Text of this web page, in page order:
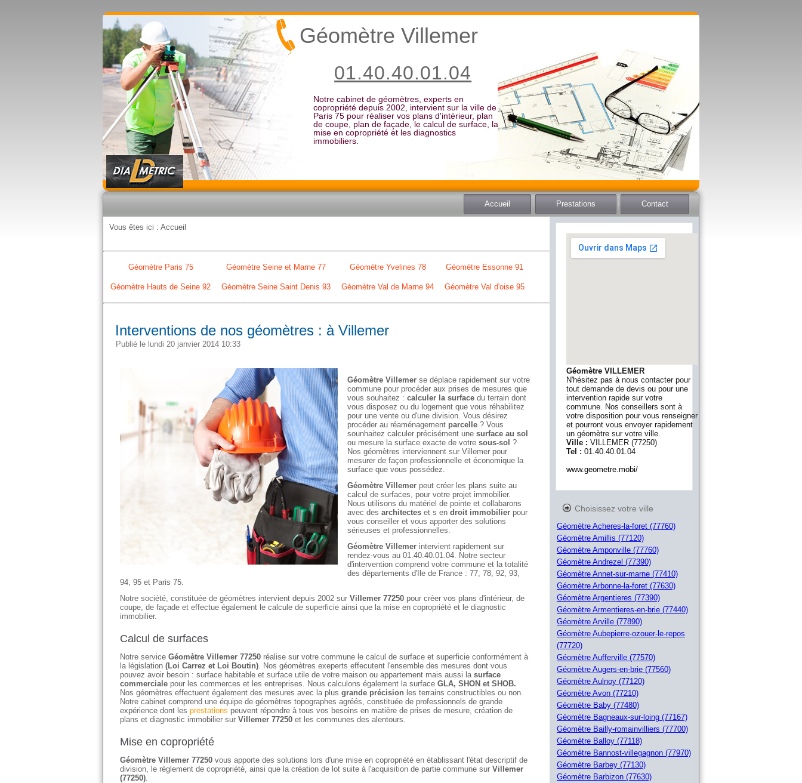
Notre cabinet de géomètres, experts en
copropriété depuis 2002, intervient sur la ville de
Paris 75 pour réaliser vos plans d'intérieur, plan
de coupe, plan de façade, le calcul de surface, la
mise en copropriété et les diagnostics
immobiliers.
Géomètre Villemer
01.40.40.01.04
Accueil Prestations Contact
Vous êtes ici : Accueil
Géomètre Paris 75 Géomètre Seine et Marne 77 Géomètre Yvelines 78 Géomètre Essonne 91
Géomètre Hauts de Seine 92 Géomètre Seine Saint Denis 93 Géomètre Val de Marne 94 Géomètre Val d'oise 95
Interventions de nos géomètres : à Villemer
Publié le lundi 20 janvier 2014 10:33
Géomètre Villemer se déplace rapidement sur votre
commune pour procéder aux prises de mesures que
vous souhaitez : calculer la surface du terrain dont
vous disposez ou du logement que vous réhabilitez
pour une vente ou d'une division. Vous désirez
procéder au réaménagement parcelle ? Vous
sounhaitez calculer précisément une surface au sol
ou mesure la surface exacte de votre sous-sol ?
Nos géomètres interviennent sur Villemer pour
mesurer de façon professionnelle et économique la
surface que vous possédez.
Géomètre Villemer peut créer les plans suite au
calcul de surfaces, pour votre projet immobilier.
Nous utilisons du matériel de pointe et collabarons
avec des architectes et s en droit immobilier pour
vous conseiller et vous apporter des solutions
sérieuses et professionnelles.
Géomètre Villemer intervient rapidement sur
rendez-vous au 01.40.40.01.04. Notre secteur
d'intervention comprend votre commune et la totalité
des départements d'Ile de France : 77, 78, 92, 93,
94, 95 et Paris 75.
Notre société, constituée de géomètres intervient depuis 2002 sur Villemer 77250 pour créer vos plans d'intérieur, de
coupe, de façade et effectue également le calcule de superficie ainsi que la mise en copropriété et le diagnostic
immobilier.
Calcul de surfaces
Notre service Géomètre Villemer 77250 réalise sur votre commune le calcul de surface et superficie conformément à
la législation (Loi Carrez et Loi Boutin). Nos géomètres exeperts effecutent l'ensemble des mesures dont vous
pouvez avoir besoin : surface habitable et surface utile de votre maison ou appartement mais aussi la surface
commerciale pour les commerces et les entreprises. Nous calculons également la surface GLA, SHON et SHOB.
Nos géomètres effectuent également des mesures avec la plus grande précision les terrains constructibles ou non.
Notre cabinet comprend une équipe de géomètres topographes agréés, constituée de professionnels de grande
expérience dont les prestations peuvent répondre à tous vos besoins en matière de prises de mesure, création de
plans et diagnostic immobilier sur Villemer 77250 et les communes des alentours.
Mise en copropriété
Géomètre Villemer 77250 vous apporte des solutions lors d'une mise en copropriété en établissant l'état descriptif de
division, le règlement de copropriété, ainsi que la création de lot suite à l'acquisition de partie commune sur Villemer
(77250).
Géomètre VILLEMER
N'hésitez pas à nous contacter pour
tout demande de devis ou pour une
intervention rapide sur votre
commune. Nos conseillers sont à
votre disposition pour vous renseigner
et pourront vous envoyer rapidement
un géomètre sur votre ville.
Ville : VILLEMER (77250)
Tel : 01.40.40.01.04
www.geometre.mobi/
Choisissez votre ville
Géomètre Acheres-la-foret (77760)
Géomètre Amillis (77120)
Géomètre Amponville (77760)
Géomètre Andrezel (77390)
Géomètre Annet-sur-marne (77410)
Géomètre Arbonne-la-foret (77630)
Géomètre Argentieres (77390)
Géomètre Armentieres-en-brie (77440)
Géomètre Arville (77890)
Géomètre Aubepierre-ozouer-le-repos
(77720)
Géomètre Aufferville (77570)
Géomètre Augers-en-brie (77560)
Géomètre Aulnoy (77120)
Géomètre Avon (77210)
Géomètre Baby (77480)
Géomètre Bagneaux-sur-loing (77167)
Géomètre Bailly-romainvilliers (77700)
Géomètre Balloy (77118)
Géomètre Bannost-villegagnon (77970)
Géomètre Barbey (77130)
Géomètre Barbizon (77630)